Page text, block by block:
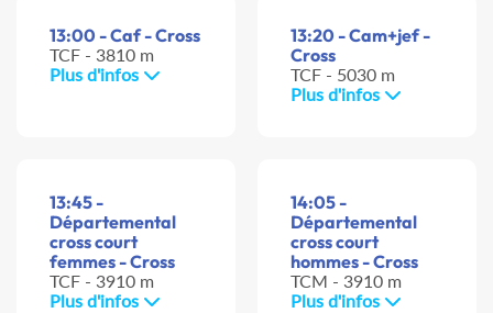
13:00 - Caf - Cross
TCF - 3810 m
Plus d'infos
13:20 - Cam+jef -
Cross
TCF - 5030 m
Plus d'infos
13:45 -
Départemental
cross court
femmes - Cross
TCF - 3910 m
Plus d'infos
14:05 -
Départemental
cross court
hommes - Cross
TCM - 3910 m
Plus d'infos